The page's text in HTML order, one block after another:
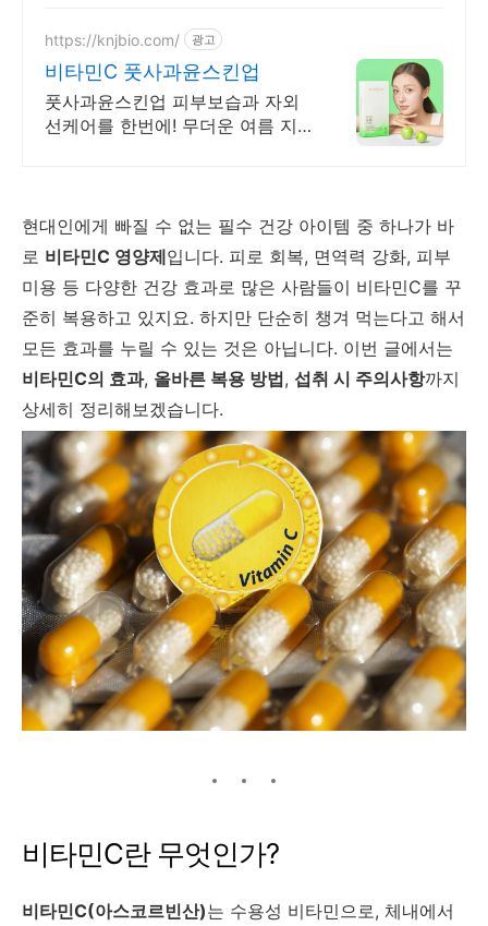
https://knjbio.com/ 광고
비타민C 풋사과윤스킨업
풋사과윤스킨업 피부보습과 자외
선케어를 한번에! 무더운 여름 지
현대인에게 빠질 수 없는 필수 건강 아이템 중 하나가 바
로 비타민C 영양제입니다. 피로 회복, 면역력 강화, 피부
미용 등 다양한 건강 효과로 많은 사람들이 비타민C를 꾸
준히 복용하고 있지요. 하지만 단순히 챙겨 먹는다고 해서
모든 효과를 누릴 수 있는 것은 아닙니다. 이번 글에서는
비타민C의 효과, 올바른 복용 방법, 섭취 시 주의사항까지
상세히 정리해보겠습니다.
비타민C란 무엇인가?
비타민C(아스코르빈산)는 수용성 비타민으로, 체내에서